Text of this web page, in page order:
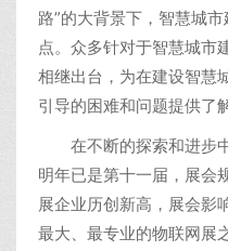
路”的大背景下，智慧城
点。众多针对于智慧城市
相继出台，为在建设智慧
引导的困难和问题提供了
在不断的探索和进步中
明年已是第十一届，展会
展企业历创新高，展会影
最大、最专业的物联网展